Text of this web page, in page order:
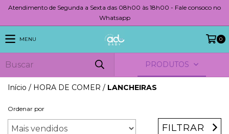
Atendimento de Segunda a Sexta das 08h00 às 18h00 - Fale consoco no
Whatsapp
MENU 0
PRODUTOS
Início / HORA DE COMER / LANCHEIRAS
Ordenar por
FILTRAR